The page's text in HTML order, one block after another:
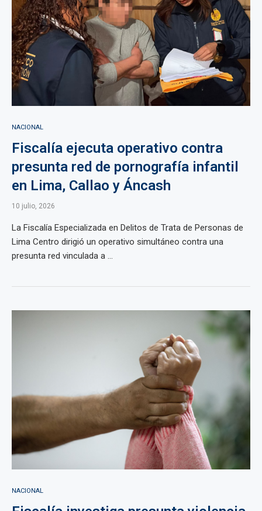
NACIONAL
Fiscalía ejecuta operativo contra
presunta red de pornografía infantil
en Lima, Callao y Áncash
10 julio, 2026
La Fiscalía Especializada en Delitos de Trata de Personas de
Lima Centro dirigió un operativo simultáneo contra una
presunta red vinculada a ...
NACIONAL